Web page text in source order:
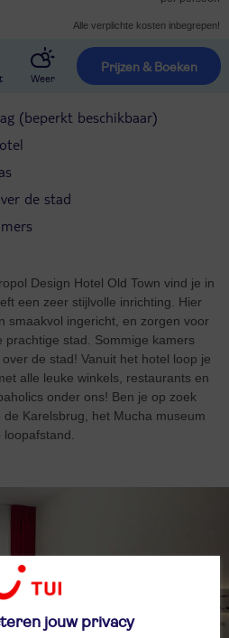
Alle verplichte kosten inbegrepen!
Weer
Prijzen & Boeken
(beperkt beschikbaar)
de stad
Design Hotel Old Town vind je in
een zeer stijlvolle inrichting. Hier
smaakvol ingericht, en zorgen voor
prachtige stad. Sommige kamers
de stad! Vanuit het hotel loop je
alle leuke winkels, restaurants en
onder ons! Ben je op zoek
Karelsbrug, het Mucha museum
jouw privacy